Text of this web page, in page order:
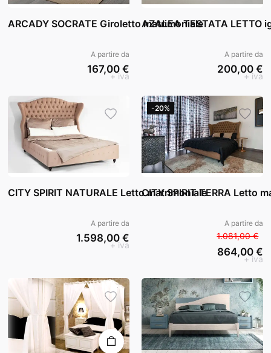
ARCADY SOCRATE Giroletto matrimoniale
A partire da
167,00 €
+ iva
AZALEA TESTATA LETTO
A partire da
200,00 €
+ iva
CITY SPIRIT NATURALE Letto matrimoniale
A partire da
1.598,00 €
+ iva
-20%
CITY SPIRIT TERRA Letto
A partire da
1.081,00 €
864,00 €
+ iva